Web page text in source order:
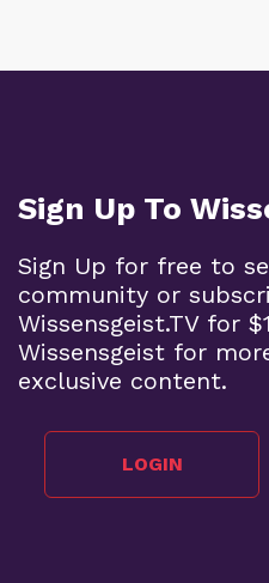
Sign Up To
Sign Up for free to
community or
Wissensgeist.TV for
Wissensgeist for
exclusive content.
LOGIN